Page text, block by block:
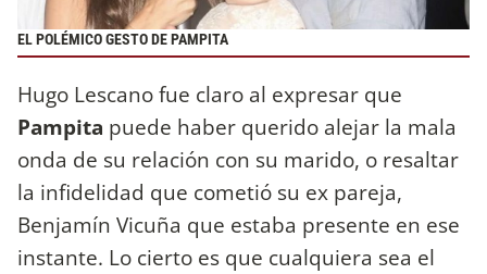
EL POLÉMICO GESTO DE PAMPITA
Hugo Lescano fue claro al expresar que
Pampita puede haber querido alejar la mala
onda de su relación con su marido, o resaltar
la infidelidad que cometió su ex pareja,
Benjamín Vicuña que estaba presente en ese
instante. Lo cierto es que cualquiera sea el